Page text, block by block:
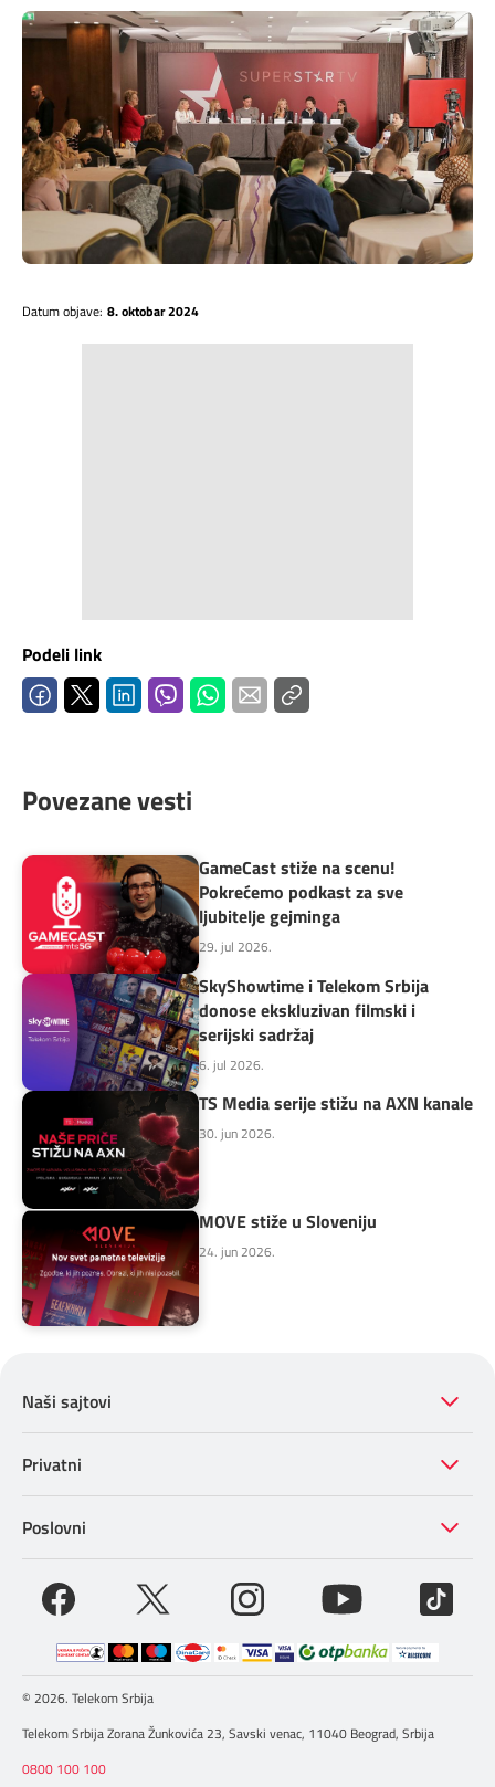
Datum objave: 8. oktobar 2024
Podeli link
Povezane vesti
GameCast stiže na scenu!
Pokrećemo podkast za sve
ljubitelje gejminga
29. jul 2026.
SkyShowtime i Telekom Srbija
donose ekskluzivan filmski i
serijski sadržaj
6. jul 2026.
TS Media serije stižu na AXN kanale
30. jun 2026.
MOVE stiže u Sloveniju
24. jun 2026.
Naši sajtovi
Privatni
Poslovni
© 2026. Telekom Srbija
Telekom Srbija Zorana Žunkovića 23, Savski venac, 11040 Beograd, Srbija
0800 100 100